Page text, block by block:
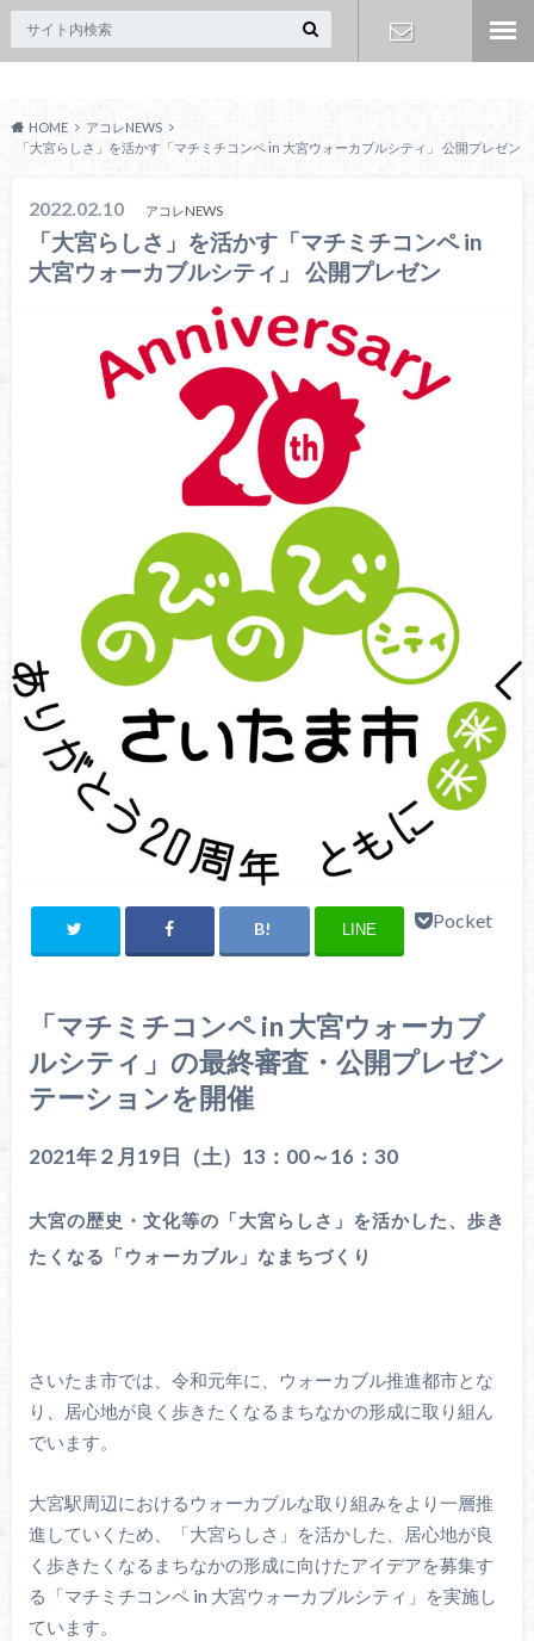
せ
HOME
アコレNEWS
「大宮らしさ」を活かす「マチミチコンペ in 大宮ウォーカブルシティ」 公開プレゼン
2022.02.10 アコレNEWS
「大宮らしさ」を活かす「マチミチコンペ in
大宮ウォーカブルシティ」 公開プレゼン
LINE Pocket
「マチミチコンペ in 大宮ウォーカブ
ルシティ」の最終審査・公開プレゼン
テーションを開催
2021年２月19日（土）13：00～16：30
大宮の歴史・文化等の「大宮らしさ」を活かした、歩き
たくなる「ウォーカブル」なまちづくり
さいたま市では、令和元年に、ウォーカブル推進都市とな
り、居心地が良く歩きたくなるまちなかの形成に取り組ん
でいます。
大宮駅周辺におけるウォーカブルな取り組みをより一層推
進していくため、「大宮らしさ」を活かした、居心地が良
く歩きたくなるまちなかの形成に向けたアイデアを募集す
る「マチミチコンペ in 大宮ウォーカブルシティ」を実施し
ています。